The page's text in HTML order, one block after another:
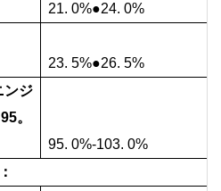
21. 0%●24. 0%
23. 5%●26. 5%
ンジ
。
95. 0%-103. 0%